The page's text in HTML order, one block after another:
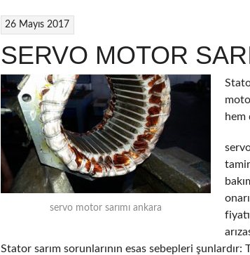
26 Mayıs 2017
SERVO MOTOR
servo motor sarımı ankara
hem
Stator sarım sorunlarının esas sebepleri şunlardır: